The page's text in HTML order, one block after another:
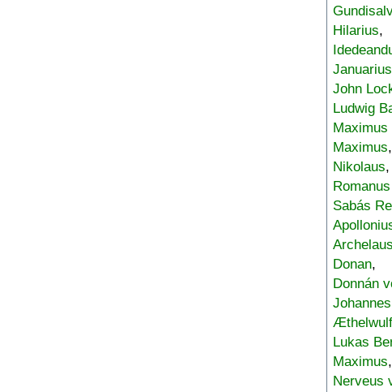
Hilarius,
John
Ludwig
Maximus
Maximus,
Nikolaus,
Sabás
Donan,
Donnán
Johannes
Lukas
Maximus,
Nerveus